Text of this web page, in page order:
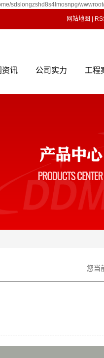
sdslongzshd8s4lmosnpg/
网站地图
资讯 公司实力 工程
您当